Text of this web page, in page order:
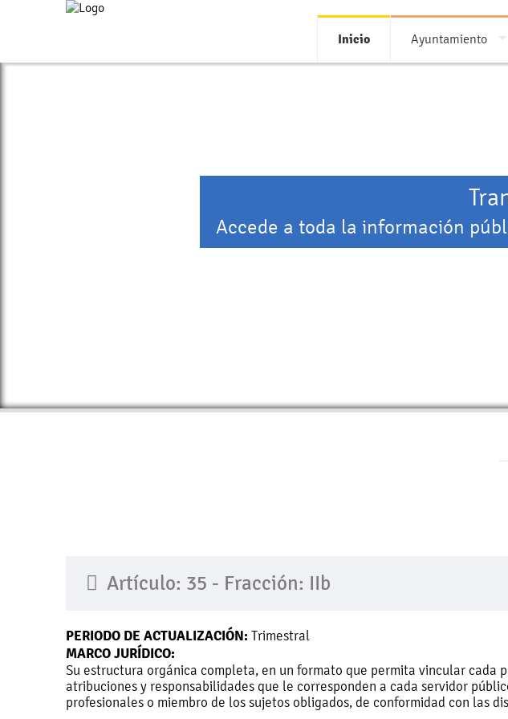
Inicio Ayuntamiento
Accede a toda la información
Artículo: 35 - Fracción: IIb
PERIODO DE ACTUALIZACIÓN: Trimestral
MARCO JURÍDICO:
Su estructura orgánica completa, en un formato que permita vincular cada
atribuciones y responsabilidades que le corresponden a cada servidor
profesionales o miembro de los sujetos obligados, de conformidad con las